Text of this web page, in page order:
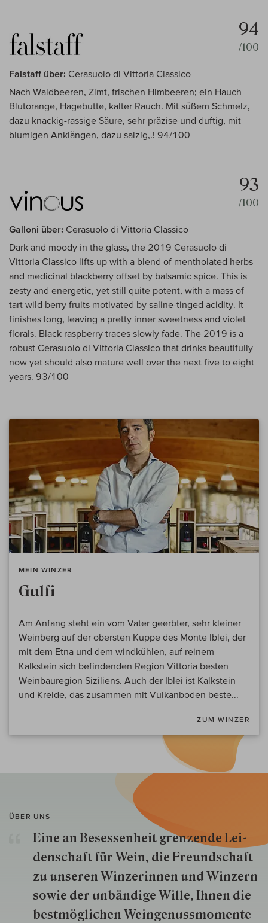
94
/100
Falstaff über: Cerasuolo di Vittoria Classico
Nach Waldbeeren, Zimt, frischen Himbeeren; ein Hauch
Blutorange, Hagebutte, kalter Rauch. Mit süßem Schmelz,
dazu knackig-rassige Säure, sehr präzise und duftig, mit
blumigen Anklängen, dazu salzig,.! 94/100
93
/100
Galloni über: Cerasuolo di Vittoria Classico
Dark and moody in the glass, the 2019 Cerasuolo di
Vittoria Classico lifts up with a blend of mentholated herbs
and medicinal blackberry offset by balsamic spice. This is
zesty and energetic, yet still quite potent, with a mass of
tart wild berry fruits motivated by saline-tinged acidity. It
finishes long, leaving a pretty inner sweetness and violet
florals. Black raspberry traces slowly fade. The 2019 is a
robust Cerasuolo di Vittoria Classico that drinks beautifully
now yet should also mature well over the next five to eight
years. 93/100
MEIN WINZER
Gulfi
Am Anfang steht ein vom Vater geerbter, sehr kleiner
Weinberg auf der obersten Kuppe des Monte Iblei, der
mit dem Etna und dem windkühlen, auf reinem
Kalkstein sich befindenden Region Vittoria besten
Weinbauregion Siziliens. Auch der Iblei ist Kalkstein
und Kreide, das zusammen mit Vulkanboden beste...
ZUM WINZER
ÜBER UNS
Eine an Besessenheit gren­zende Lei­
den­schaft für Wein, die Freund­schaft
zu unseren Win­zer­innen und Win­zern
so­wie der un­bän­dige Wille, Ihnen die
best­mög­lich­en Wein­genuss­momente